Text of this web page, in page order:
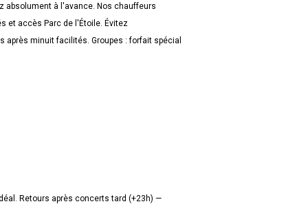
absolument à l'avance. Nos chauffeurs
et accès Parc de l'Étoile. Évitez
après minuit facilités. Groupes : forfait spécial
Retours après concerts tard (+23h) —